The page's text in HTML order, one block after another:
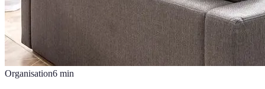
Organisation6 min